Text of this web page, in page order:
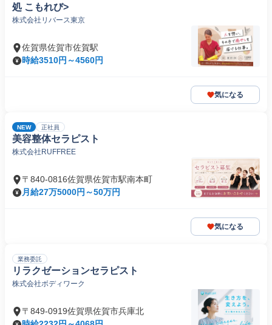
処 こもれび>
株式会社リバース東京
佐賀県佐賀市佐賀駅
時給3510円～4560円
気になる
NEW 正社員
美容整体セラピスト
株式会社RUFFREE
〒840-0816佐賀県佐賀市駅南本町
月給27万5000円～50万円
気になる
業務委託
リラクゼーションセラピスト
株式会社ボディワーク
〒849-0919佐賀県佐賀市兵庫北